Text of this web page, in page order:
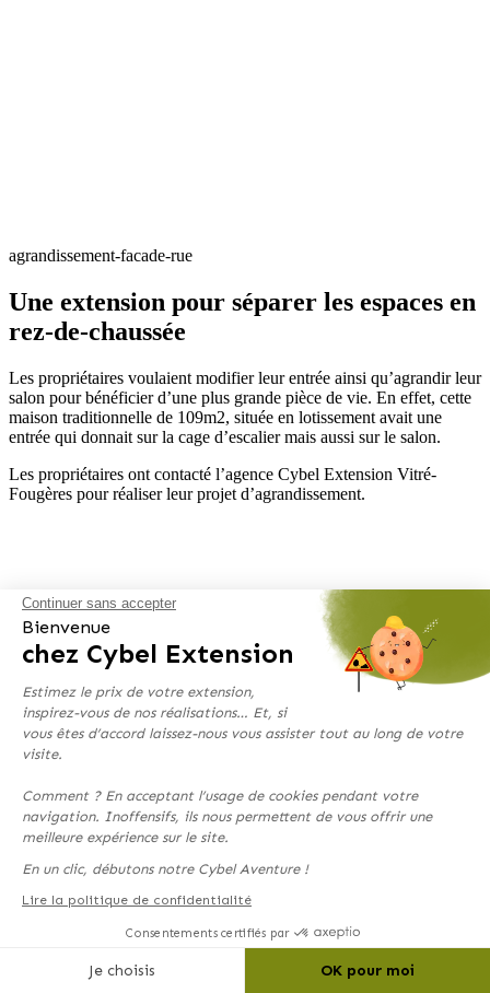
agrandissement-facade-rue
Une extension pour séparer les espaces en
rez-de-chaussée
Les propriétaires voulaient modifier leur entrée ainsi qu’agrandir leur
salon pour bénéficier d’une plus grande pièce de vie. En effet, cette
maison traditionnelle de 109m2, située en lotissement avait une
entrée qui donnait sur la cage d’escalier mais aussi sur le salon.
Les propriétaires ont contacté l’agence Cybel Extension Vitré-
Fougères pour réaliser leur projet d’agrandissement.
Continuer sans accepter
Bienvenue
chez Cybel Extension
Estimez le prix de votre extension,
inspirez-vous de nos réalisations… Et, si
vous êtes d’accord laissez-nous vous assister tout au long de votre
visite.
Comment ? En acceptant l’usage de cookies pendant votre
navigation. Inoffensifs, ils nous permettent de vous offrir une
meilleure expérience sur le site.
En un clic, débutons notre Cybel Aventure !
Lire la politique de confidentialité
Consentements certifiés par
Je choisis OK pour moi